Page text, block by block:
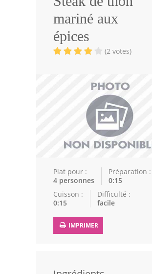
Volailles
Cuisines Orientales
Pâtisseries Orientales
Cuisine Algérienne
Cuisine Tunisienne
Cuisine Juive
Cuisine Libanaise
Articles
Actualités
Leçons de cuisine
mariné aux
épices
(2 votes)
Plat pour :
4 personnes
Préparation :
0:15
Cuisson :
0:15
Difficulté :
facile
IMPRIMER